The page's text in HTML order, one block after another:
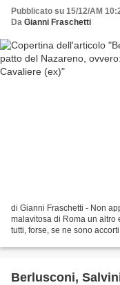
Pubblicato su 15/12/AM
Da Gianni Fraschetti
di Gianni Fraschetti - Non
malavitosa di Roma un altro
tutti, forse, se ne sono
Berlusconi,